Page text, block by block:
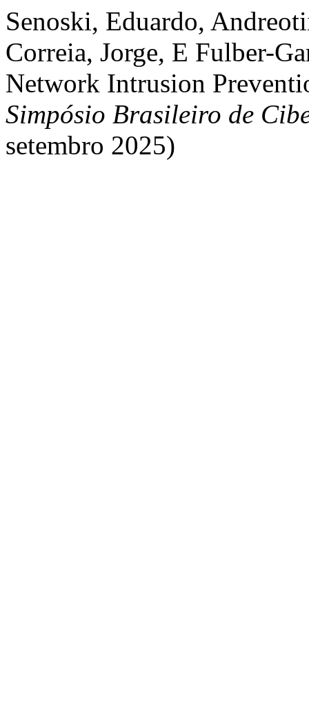
Senoski, Eduardo,
Correia, Jorge, E Fulber-
Network Intrusion
Simpósio Brasileiro de
setembro 2025)